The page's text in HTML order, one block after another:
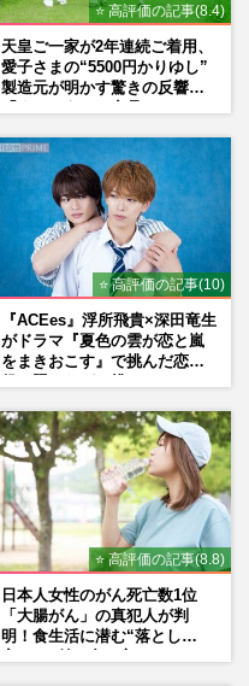
⭐ 高評価の記事(8.4)
天皇ご一家が2年連続ご着用、
愛子さまの“5500円かりゆし”
製造元が明かす驚きの反響
⭐ 高評価の記事(10)
『ACEes』浮所飛貴×深田竜生
がドラマ『夏色の雲が恋と嵐
をまきおこす』で挑んだ恋人
⭐ 高評価の記事(8.8)
日本人女性のがん死亡数1位
「大腸がん」の真犯人が判
明！食生活に潜む“落とし